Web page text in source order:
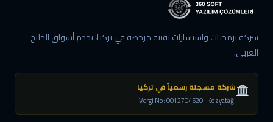
شركة برمجيات واستشارات تقنية مرخصة في تركيا، نخدم أسواق الخليج
العربي.
شركة مسجلة رسمياً في تركيا
Vergi No: 0012704520 · Kozyatağı